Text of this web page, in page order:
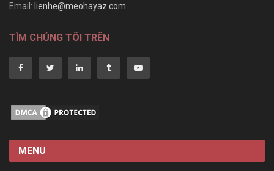
Email: lienhe@meohayaz.com
TÌM CHÚNG TÔI TRÊN
MENU